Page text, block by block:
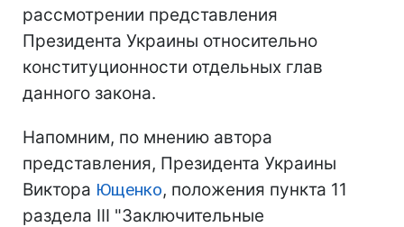
рассмотрении представления
Президента Украины относительно
конституционности отдельных глав
данного закона.
Напомним, по мнению автора
представления, Президента Украины
Виктора Ющенко, положения пункта 11
раздела III "Заключительные